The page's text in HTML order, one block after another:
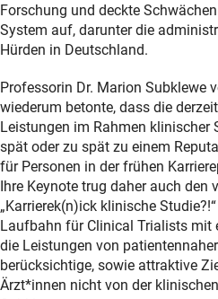
Forschung und deckte
System auf, darunter die
Hürden in Deutschland.
Professorin Dr. Marion Subklewe
wiederum betonte, dass die
Leistungen im Rahmen klinischer
spät oder zu spät zu einem
für Personen in der frühen
Ihre Keynote trug daher auch den
„Karrierek(n)ick klinische
Laufbahn für Clinical Trialists mit
die Leistungen von
berücksichtige, sowie attraktive
Ärzt*innen nicht von der